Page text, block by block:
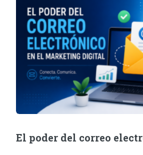
El poder del correo